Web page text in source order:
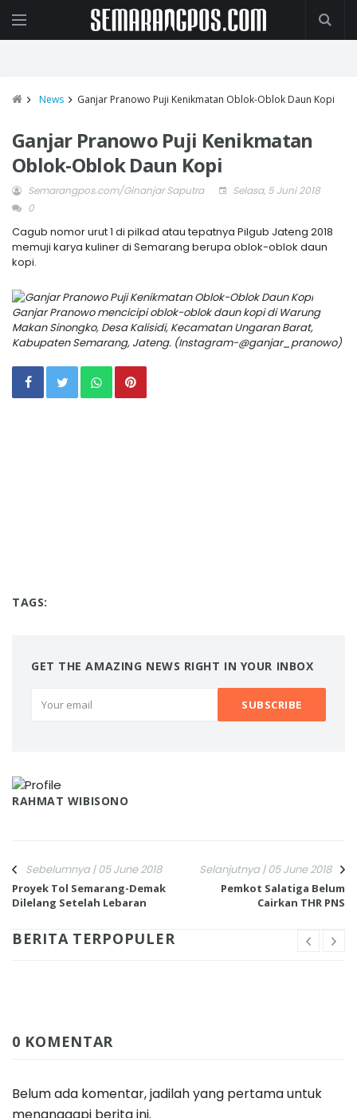
News Ganjar Pranowo Puji Kenikmatan Oblok-Oblok Daun Kopi
Ganjar Pranowo Puji Kenikmatan
Oblok-Oblok Daun Kopi
Semarangpos.com/Ginanjar Saputra
Selasa, 5 Juni 2018
0
Cagub nomor urut 1 di pilkad atau tepatnya Pilgub Jateng 2018
memuji karya kuliner di Semarang berupa oblok-oblok daun
kopi.
Ganjar Pranowo mencicipi oblok-oblok daun kopi di Warung
Makan Sinongko, Desa Kalisidi, Kecamatan Ungaran Barat,
Kabupaten Semarang, Jateng. (Instagram-@ganjar_pranowo)
TAGS:
GET THE AMAZING NEWS RIGHT IN YOUR INBOX
RAHMAT WIBISONO
Sebelumnya | 05 June 2018
Proyek Tol Semarang-Demak
Dilelang Setelah Lebaran
Selanjutnya | 05 June 2018
Pemkot Salatiga Belum
Cairkan THR PNS
BERITA TERPOPULER
0 KOMENTAR
Belum ada komentar, jadilah yang pertama untuk
menanggapi berita ini.